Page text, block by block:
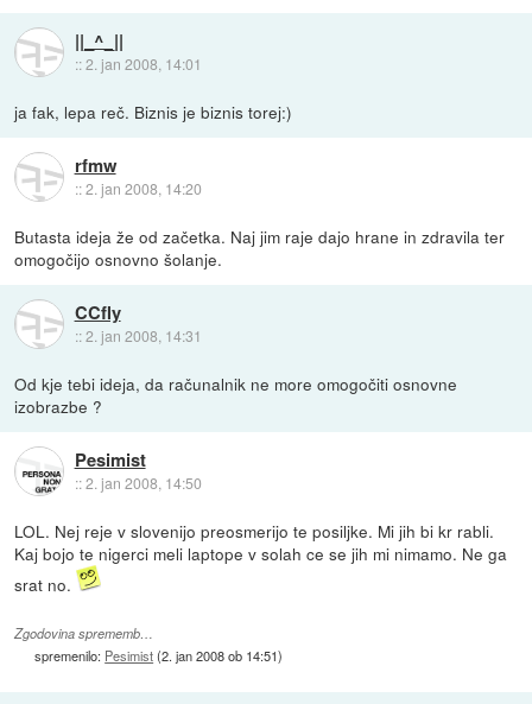
||_^_||
::2. jan 2008, 14:01
ja fak, lepa reč. Biznis je biznis torej:)
rfmw
::2. jan 2008, 14:20
Butasta ideja že od začetka. Naj jim raje dajo hrane in zdravila ter
omogočijo osnovno šolanje.
CCfly
::2. jan 2008, 14:31
Od kje tebi ideja, da računalnik ne more omogočiti osnovne
izobrazbe ?
Pesimist
::2. jan 2008, 14:50
LOL. Nej reje v slovenijo preosmerijo te posiljke. Mi jih bi kr rabli.
Kaj bojo te nigerci meli laptope v solah ce se jih mi nimamo. Ne ga
srat no.
Zgodovina sprememb…
spremenilo: Pesimist(2. jan 2008 ob 14:51)